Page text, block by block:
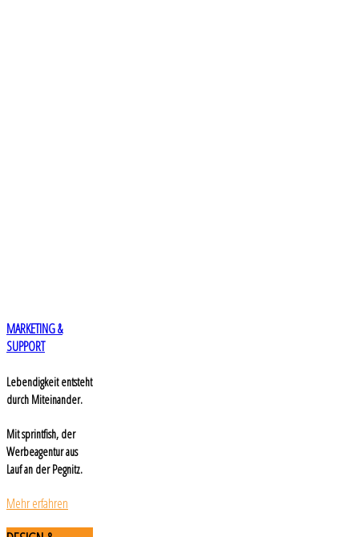
MARKETING &
SUPPORT
Lebendigkeit entsteht
durch Miteinander.
Mit sprintfish, der
Werbeagentur aus
Lauf an der Pegnitz.
Mehr erfahren